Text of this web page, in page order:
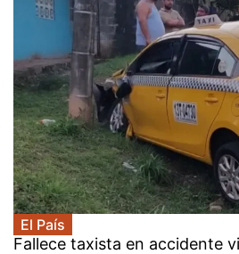
El País
Fallece taxista en accidente